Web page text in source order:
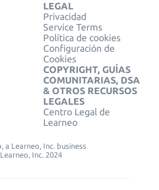
LEGAL
Privacidad
Service Terms
Política de cookies
Configuración de
Cookies
COPYRIGHT, GUÍAS
COMUNITARIAS, DSA
& OTROS RECURSOS
LEGALES
Centro Legal de
Learneo
a Learneo, Inc. business
Inc. 2024